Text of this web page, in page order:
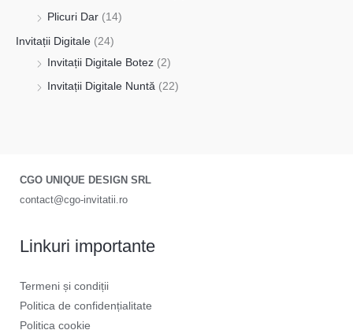
Plicuri Dar (14)
Invitații Digitale (24)
Invitații Digitale Botez (2)
Invitații Digitale Nuntă (22)
CGO UNIQUE DESIGN SRL
contact@cgo-invitatii.ro
Linkuri importante
Termeni și condiții
Politica de confidențialitate
Politica cookie